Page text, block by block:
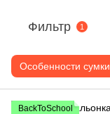
Фильтр 1
Особенности сумки
BackToSchool